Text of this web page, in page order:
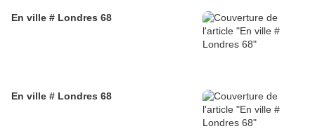
En ville # Londres 68
En ville # Londres 68